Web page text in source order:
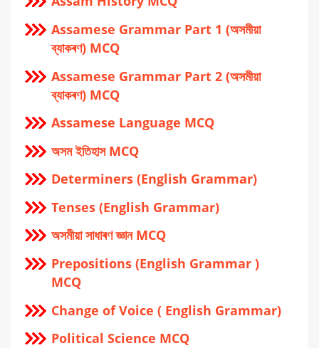
Assamese Grammar Part 1 (অসমীয়া
ব্যাকৰণ) MCQ
Assamese Grammar Part 2 (অসমীয়া
ব্যাকৰণ) MCQ
Assamese Language MCQ
অসম ইতিহাস MCQ
Determiners (English Grammar)
Tenses (English Grammar)
অসমীয়া সাধাৰণ জ্ঞান MCQ
Prepositions (English Grammar )
MCQ
Change of Voice ( English Grammar)
Political Science MCQ